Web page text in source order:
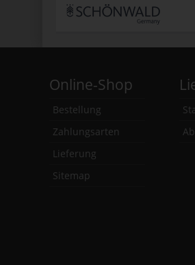
Online-Shop
Bestellung
Zahlungsarten
Lieferung
Sitemap